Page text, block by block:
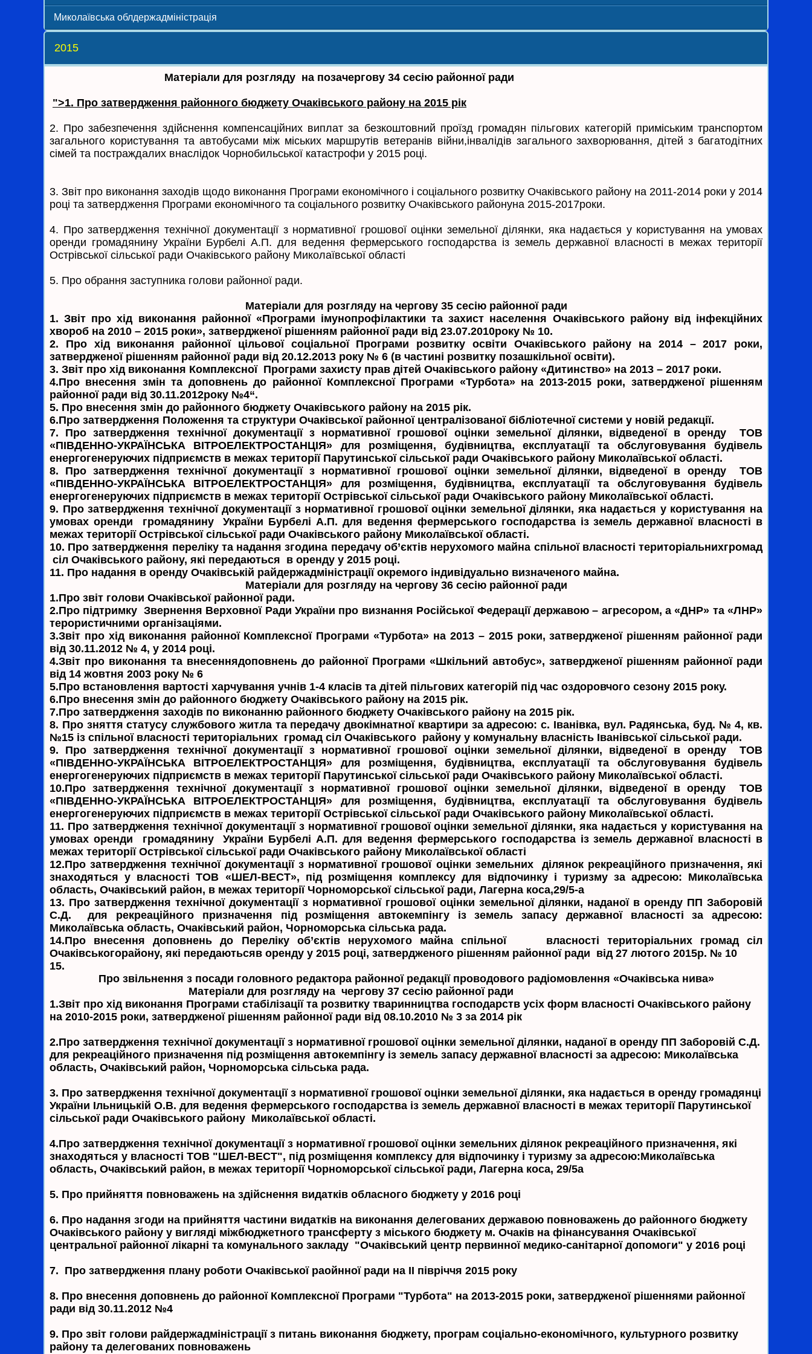
Миколаївська облдержадміністрація
2015
Матеріали для розгляду на позачергову 34 сесію районної ради
">1. Про затвердження районного бюджету Очаківського району на 2015 рік
2. Про забезпечення здійснення компенсаційних виплат за безкоштовний проїзд громадян пільгових категорій приміським транспортом
загального користування та автобусами між міських маршрутів ветеранів війни,інвалідів загального захворювання, дітей з багатодітних
сімей та постраждалих внаслідок Чорнобильської катастрофи у 2015 році.
3. Звіт про виконання заходів щодо виконання Програми економічного і соціального розвитку Очаківського району на 2011-2014 роки у 2014
році та затвердження Програми економічного та соціального розвитку Очаківського районуна 2015-2017роки.
4. Про затвердження технічної документації з нормативної грошової оцінки земельної ділянки, яка надається у користування на умовах
оренди громадянину України Бурбелі А.П. для ведення фермерського господарства із земель державної власності в межах території
Острівської сільської ради Очаківського району Миколаївської області
5. Про обрання заступника голови районної ради.
Матеріали для розгляду на чергову 35 сесію районної ради
1.Звіт про хід виконання районної «Програми імунопрофілактики та захист населення Очаківського району від інфекційних
хвороб на 2010 – 2015 роки», затвердженої рішенням районної ради від 23.07.2010року № 10.
2. Про хід виконання районної цільової соціальної Програми розвитку освіти Очаківського району на 2014 – 2017 роки,
затвердженої рішенням районної ради від 20.12.2013 року № 6 (в частині розвитку позашкільної освіти).
3. Звіт про хід виконання Комплексної Програми захисту прав дітей Очаківського району «Дитинство» на 2013 – 2017 роки.
4.Про внесення змін та доповнень до районної Комплексної Програми «Турбота» на 2013-2015 роки, затвердженої рішенням
районної ради від 30.11.2012року №4“.
5. Про внесення змін до районного бюджету Очаківського району на 2015 рік.
6.Про затвердження Положення та структури Очаківської районної централізованої бібліотечної системи у новій редакції.
7. Про затвердження технічної документації з нормативної грошової оцінки земельної ділянки, відведеної в оренду ТОВ
«ПІВДЕННО-УКРАЇНСЬКА ВІТРОЕЛЕКТРОСТАНЦІЯ» для розміщення, будівництва, експлуатації та обслуговування будівель
енергогенеруючих підприємств в межах території Парутинської сільської ради Очаківського району Миколаївської області.
8. Про затвердження технічної документації з нормативної грошової оцінки земельної ділянки, відведеної в оренду ТОВ
«ПІВДЕННО-УКРАЇНСЬКА ВІТРОЕЛЕКТРОСТАНЦІЯ» для розміщення, будівництва, експлуатації та обслуговування будівель
енергогенеруючих підприємств в межах території Острівської сільської ради Очаківського району Миколаївської області.
9. Про затвердження технічної документації з нормативної грошової оцінки земельної ділянки, яка надається у користування на
умовах оренди громадянину України Бурбелі А.П. для ведення фермерського господарства із земель державної власності в
межах території Острівської сільської ради Очаківського району Миколаївської області.
10. Про затвердження переліку та надання згодина передачу об’єктів нерухомого майна спільної власності територіальнихгромад
сіл Очаківського району, які передаються в оренду у 2015 році.
11. Про надання в оренду Очаківській райдержадміністрації окремого індивідуально визначеного майна.
Матеріали для розгляду на чергову 36 сесію районної ради
1.Про звіт голови Очаківської районної ради.
2.Про підтримку Звернення Верховної Ради України про визнання Російської Федерації державою – агресором, а «ДНР» та «ЛНР»
терористичними організаціями.
3.Звіт про хід виконання районної Комплексної Програми «Турбота» на 2013 – 2015 роки, затвердженої рішенням районної ради
від 30.11.2012 № 4, у 2014 році.
4.Звіт про виконання та внесеннядоповнень до районної Програми «Шкільний автобус», затвердженої рішенням районної ради
від 14 жовтня 2003 року № 6
5.Про встановлення вартості харчування учнів 1-4 класів та дітей пільгових категорій під час оздоровчого сезону 2015 року.
6.Про внесення змін до районного бюджету Очаківського району на 2015 рік.
7.Про затвердження заходів по виконанню районного бюджету Очаківського району на 2015 рік.
8. Про зняття статусу службового житла та передачу двокімнатної квартири за адресою: с. Іванівка, вул. Радянська, буд. № 4, кв.
№15 із спільної власності територіальних громад сіл Очаківського району у комунальну власність Іванівської сільської ради.
9. Про затвердження технічної документації з нормативної грошової оцінки земельної ділянки, відведеної в оренду ТОВ
«ПІВДЕННО-УКРАЇНСЬКА ВІТРОЕЛЕКТРОСТАНЦІЯ» для розміщення, будівництва, експлуатації та обслуговування будівель
енергогенеруючих підприємств в межах території Парутинської сільської ради Очаківського району Миколаївської області.
10.Про затвердження технічної документації з нормативної грошової оцінки земельної ділянки, відведеної в оренду ТОВ
«ПІВДЕННО-УКРАЇНСЬКА ВІТРОЕЛЕКТРОСТАНЦІЯ» для розміщення, будівництва, експлуатації та обслуговування будівель
енергогенеруючих підприємств в межах території Острівської сільської ради Очаківського району Миколаївської області.
11. Про затвердження технічної документації з нормативної грошової оцінки земельної ділянки, яка надається у користування на
умовах оренди громадянину України Бурбелі А.П. для ведення фермерського господарства із земель державної власності в
межах території Острівської сільської ради Очаківського району Миколаївської області
12.Про затвердження технічної документації з нормативної грошової оцінки земельних ділянок рекреаційного призначення, які
знаходяться у власності ТОВ «ШЕЛ-ВЕСТ», під розміщення комплексу для відпочинку і туризму за адресою: Миколаївська
область, Очаківський район, в межах території Чорноморської сільської ради, Лагерна коса,29/5-а
13. Про затвердження технічної документації з нормативної грошової оцінки земельної ділянки, наданої в оренду ПП Заборовій
С.Д. для рекреаційного призначення під розміщення автокемпінгу із земель запасу державної власності за адресою:
Миколаївська область, Очаківський район, Чорноморська сільська рада.
14.Про внесення доповнень до Переліку об’єктів нерухомого майна спільної власності територіальних громад сіл
Очаківськогорайону, які передаютьсяв оренду у 2015 році, затвердженого рішенням районної ради від 27 лютого 2015р. № 10
15.
Про звільнення з посади головного редактора районної редакції проводового радіомовлення «Очаківська нива»
Матеріали для розгляду на чергову 37 сесію районної ради
1.Звіт про хід виконання Програми стабілізації та розвитку тваринництва господарств усіх форм власності Очаківського району
на 2010-2015 роки, затвердженої рішенням районної ради від 08.10.2010 № 3 за 2014 рік
2.Про затвердження технічної документації з нормативної грошової оцінки земельної ділянки, наданої в оренду ПП Заборовій С.Д.
для рекреаційного призначення під розміщення автокемпінгу із земель запасу державної власності за адресою: Миколаївська
область, Очаківський район, Чорноморська сільська рада.
3. Про затвердження технічної документації з нормативної грошової оцінки земельної ділянки, яка надається в оренду громадянці
України Ільницькій О.В. для ведення фермерського господарства із земель державної власності в межах території Парутинської
сільської ради Очаківського району Миколаївської області.
4.Про затвердження технічної документації з нормативної грошової оцінки земельних ділянок рекреаційного призначення, які
знаходяться у власності ТОВ "ШЕЛ-ВЕСТ", під розміщення комплексу для відпочинку і туризму за адресою:Миколаївська
область, Очаківський район, в межах території Чорноморської сільської ради, Лагерна коса, 29/5а
5. Про прийняття повноважень на здійснення видатків обласного бюджету у 2016 році
6. Про надання згоди на прийняття частини видатків на виконання делегованих державою повноважень до районного бюджету
Очаківського району у вигляді міжбюджетного трансферту з міського бюджету м. Очаків на фінансування Очаківської
центральної районної лікарні та комунального закладу "Очаківський центр первинної медико-санітарної допомоги" у 2016 році
7. Про затвердження плану роботи Очаківської раойнної ради на II півріччя 2015 року
8. Про внесення доповнень до районної Комплексної Програми "Турбота" на 2013-2015 роки, затвердженої рішеннями районної
ради від 30.11.2012 №4
9. Про звіт голови райдержадміністрації з питань виконання бюджету, програм соціально-економічного, культурного розвитку
району та делегованих повноважень